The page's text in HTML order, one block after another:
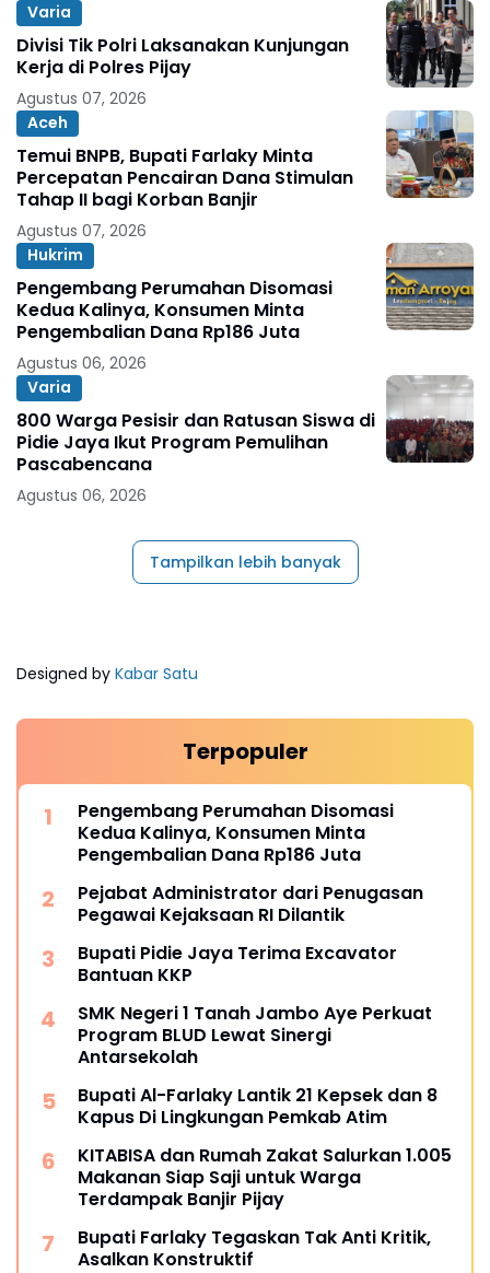
Varia
Divisi Tik Polri Laksanakan Kunjungan
Kerja di Polres Pijay
Agustus 07, 2026
Aceh
Temui BNPB, Bupati Farlaky Minta
Percepatan Pencairan Dana Stimulan
Tahap II bagi Korban Banjir
Agustus 07, 2026
Hukrim
Pengembang Perumahan Disomasi
Kedua Kalinya, Konsumen Minta
Pengembalian Dana Rp186 Juta
Agustus 06, 2026
Varia
800 Warga Pesisir dan Ratusan Siswa di
Pidie Jaya Ikut Program Pemulihan
Pascabencana
Agustus 06, 2026
Tampilkan lebih banyak
Designed by Kabar Satu
Terpopuler
Pengembang Perumahan Disomasi
Kedua Kalinya, Konsumen Minta
Pengembalian Dana Rp186 Juta
Pejabat Administrator dari Penugasan
Pegawai Kejaksaan RI Dilantik
Bupati Pidie Jaya Terima Excavator
Bantuan KKP
SMK Negeri 1 Tanah Jambo Aye Perkuat
Program BLUD Lewat Sinergi
Antarsekolah
Bupati Al-Farlaky Lantik 21 Kepsek dan 8
Kapus Di Lingkungan Pemkab Atim
KITABISA dan Rumah Zakat Salurkan 1.005
Makanan Siap Saji untuk Warga
Terdampak Banjir Pijay
Bupati Farlaky Tegaskan Tak Anti Kritik,
Asalkan Konstruktif